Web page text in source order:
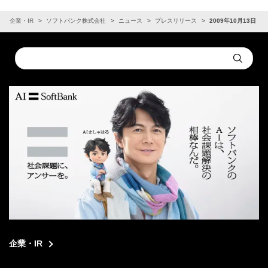
企業・IR ソフトバンク株式会社 ニュース プレスリリース 2009年10月13日
Conduct
a
Submit
企業・IR